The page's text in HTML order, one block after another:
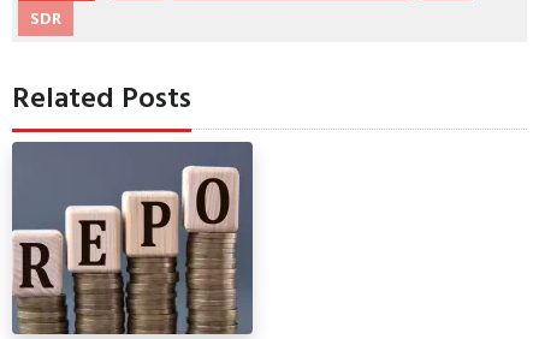
SDR
Related Posts